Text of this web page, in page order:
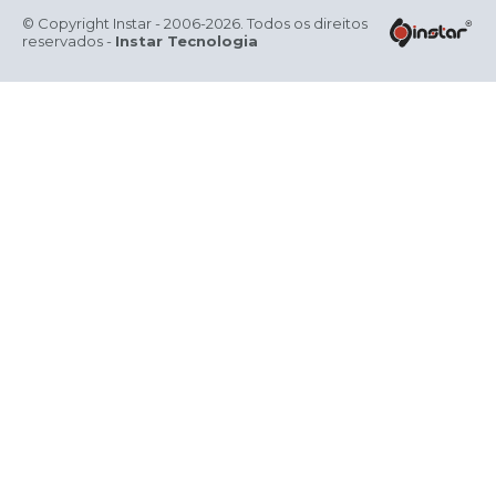
© Copyright Instar - 2006-2026. Todos os direitos
reservados - Instar Tecnologia